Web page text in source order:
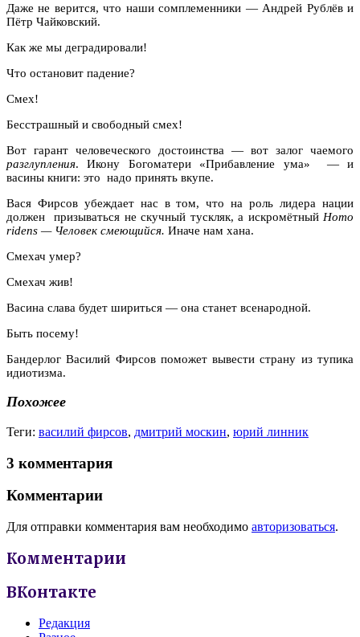
Даже не верится, что наши сомплеменники — Андрей Рублёв и
Пётр Чайковский.
Как же мы деградировали!
Что остановит падение?
Смех!
Бесстрашный и свободный смех!
Вот гарант человеческого достоинства — вот залог чаемого
разглупления. Икону Богоматери «Прибавление ума» — и
васины книги: это надо принять вкупе.
Вася Фирсов убеждает нас в том, что на роль лидера нации
должен призываться не скучный тускляк, а искромётный Homo
ridens — Человек смеющийся. Иначе нам хана.
Смехач умер?
Смехач жив!
Васина слава будет шириться — она станет всенародной.
Быть посему!
Бандерлог Василий Фирсов поможет вывести страну из тупика
идиотизма.
Похожее
Теги: василий фирсов, дмитрий москин, юрий линник
3 комментария
Комментарии
Для отправки комментария вам необходимо авторизоваться.
Комментарии
ВКонтакте
Редакция